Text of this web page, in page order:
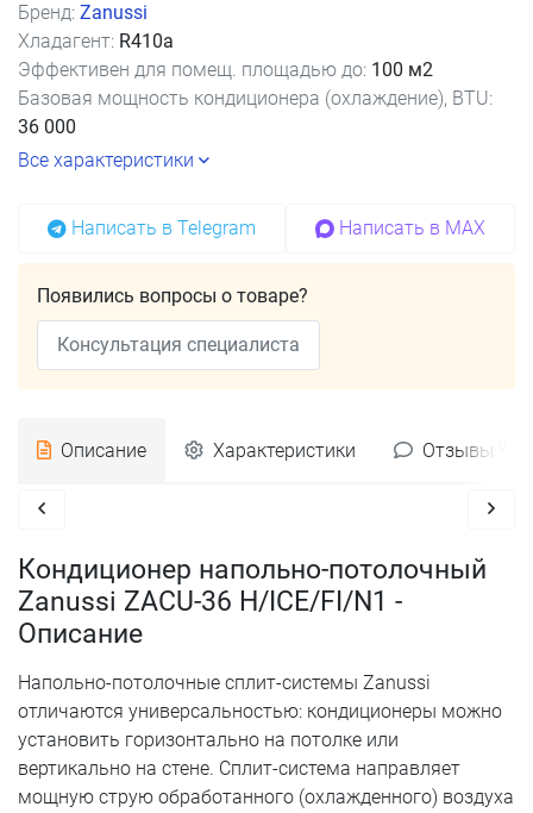
Бренд: Zanussi
Хладагент: R410a
Эффективен для помещ. площадью до: 100 м2
Базовая мощность кондиционера (охлаждение), BTU:
36 000
Все характеристики
Написать в Telegram Написать в MAX
Появились вопросы о товаре?
Консультация специалиста
Описание Характеристики Отзывы
Кондиционер напольно-потолочный
Zanussi ZACU-36 H/ICE/FI/N1 -
Описание
Напольно-потолочные сплит-системы Zanussi
отличаются универсальностью: кондиционеры можно
установить горизонтально на потолке или
вертикально на стене. Сплит-система направляет
мощную струю обработанного (охлажденного) воздуха